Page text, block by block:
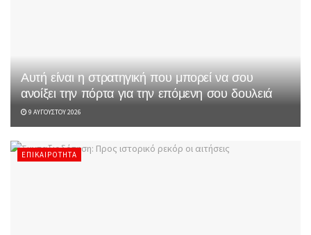
Αυτή είναι η στρατηγική που μπορεί να σου
ανοίξει την πόρτα για την επόμενη σου δουλειά
9 ΑΥΓΟΎΣΤΟΥ 2026
ΕΠΙΚΑΙΡΌΤΗΤΑ